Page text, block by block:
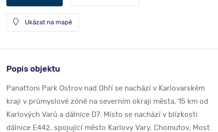
Ukázat na mapě
Popis objektu
Panattoni Park Ostrov nad Ohří se nachází v Karlovarském
kraji v průmyslové zóně na severním okraji města, 15 km od
Karlových Varů a dálnice D7. Místo se nachází v blízkosti
dálnice E442, spojující město Karlovy Vary, Chomutov, Most